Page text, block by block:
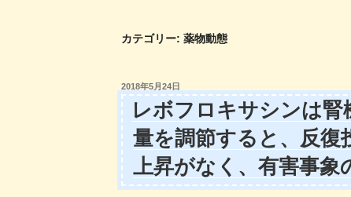
カテゴリー: 薬物動態
投
稿
日:
2018年5月24日
レボフロキサシンは腎
量を調節すると、反復
上昇がなく、有害事象